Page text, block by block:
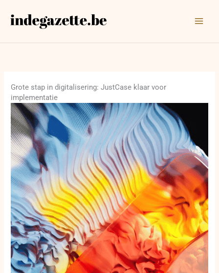
naar
Grote stap in digitalisering: JustCase klaar voor
implementatie